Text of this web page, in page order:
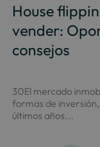
House
vender:
consejos
30El mercado
formas de inversión,
últimos años...